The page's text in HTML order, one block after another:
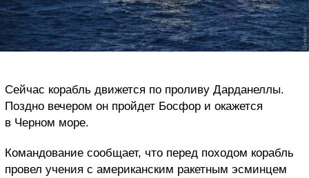
Сейчас корабль движется по проливу Дарданеллы.
Поздно вечером он пройдет Босфор и окажется
в Черном море.
Командование сообщает, что перед походом корабль
провел учения с американским ракетным эсминцем